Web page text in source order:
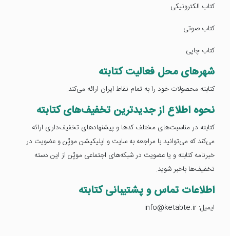
کتاب الکترونیکی
کتاب صوتی
کتاب چاپی
شهر‌های محل فعالیت کتابته
کتابته محصولات خود را به تمام نقاط ایران ارائه می‌کند.
نحوه اطلاع از جدیدترین تخفیف‌های کتابته
کتابته در مناسبت‌های مختلف کد‌ها و پیشنهاد‌های تخفیف‌داری ارائه
می‌کند که می‌توانید با مراجعه به سایت و اپلیکیشن موپُن و عضویت در
خبرنامه کتابته و یا عضویت در شبکه‌های اجتماعی موپُن از این دسته‌
تخفیف‌ها باخبر شوید.
اطلاعات تماس و پشتیبانی کتابته
ایمیل: info@ketabte.ir